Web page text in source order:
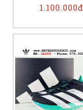
1.100.000đ